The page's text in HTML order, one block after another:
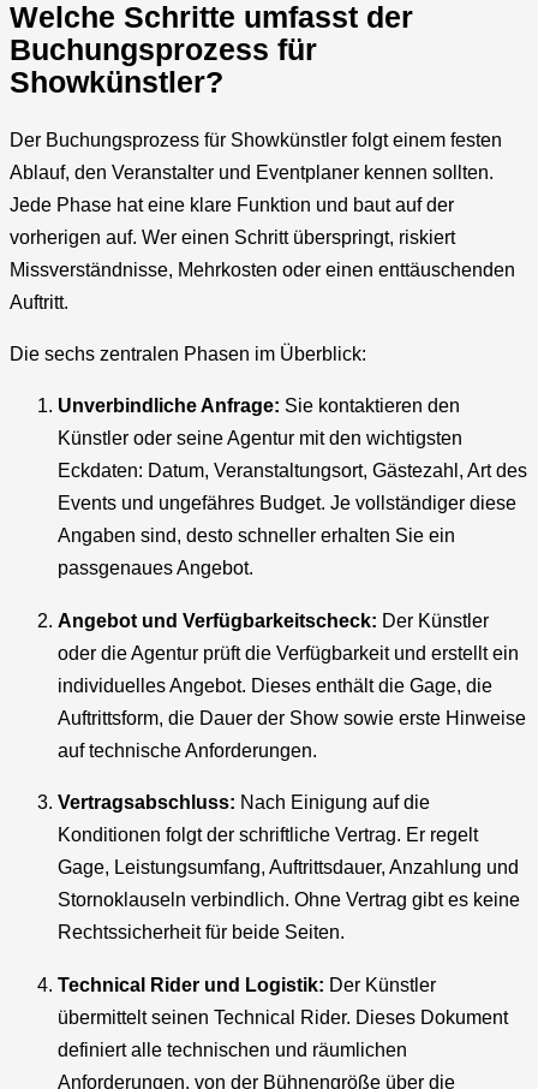
Welche Schritte umfasst der
Buchungsprozess für
Showkünstler?
Der Buchungsprozess für Showkünstler folgt einem festen
Ablauf, den Veranstalter und Eventplaner kennen sollten.
Jede Phase hat eine klare Funktion und baut auf der
vorherigen auf. Wer einen Schritt überspringt, riskiert
Missverständnisse, Mehrkosten oder einen enttäuschenden
Auftritt.
Die sechs zentralen Phasen im Überblick:
Unverbindliche Anfrage: Sie kontaktieren den
Künstler oder seine Agentur mit den wichtigsten
Eckdaten: Datum, Veranstaltungsort, Gästezahl, Art des
Events und ungefähres Budget. Je vollständiger diese
Angaben sind, desto schneller erhalten Sie ein
passgenaues Angebot.
Angebot und Verfügbarkeitscheck: Der Künstler
oder die Agentur prüft die Verfügbarkeit und erstellt ein
individuelles Angebot. Dieses enthält die Gage, die
Auftrittsform, die Dauer der Show sowie erste Hinweise
auf technische Anforderungen.
Vertragsabschluss: Nach Einigung auf die
Konditionen folgt der schriftliche Vertrag. Er regelt
Gage, Leistungsumfang, Auftrittsdauer, Anzahlung und
Stornoklauseln verbindlich. Ohne Vertrag gibt es keine
Rechtssicherheit für beide Seiten.
Technical Rider und Logistik: Der Künstler
übermittelt seinen Technical Rider. Dieses Dokument
definiert alle technischen und räumlichen
Anforderungen, von der Bühnengröße über die